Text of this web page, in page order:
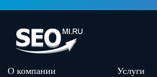
О компании
Услуги